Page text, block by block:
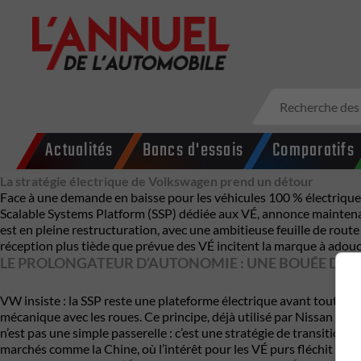
Actualités Bancs d'essais Comparatifs
La stratégie électrique de Volkswagen prend un détour
Face à une demande en baisse pour les véhicules 100 %
Scalable Systems Platform (SSP) dédiée aux VÉ, annonce
est en pleine restructuration, avec une ambitieuse feuille de
réception plus tiède que prévue des VÉ incitent la marque à
LE PROLONGATEUR D’AUTONOMIE : UNE BOUÉE DE
VW insiste : la SSP reste une plateforme électrique avant tout.
mécanique avec les roues. Ce principe, déjà utilisé par Nissan
n’est pas une simple passerelle : c’est une stratégie de
marchés comme la Chine, où l’intérêt pour les VÉ purs fléchit et